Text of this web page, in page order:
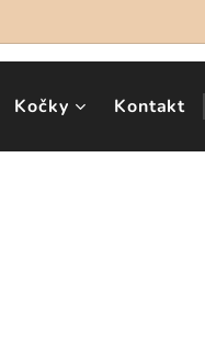
Kočky Kontakt